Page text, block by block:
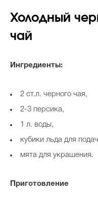
Холодный
чай
Ингредиенты:
2 ст.л. черного чая,
2-3 персика,
1 л. воды,
кубики льда для
мята для украшения.
Приготовление